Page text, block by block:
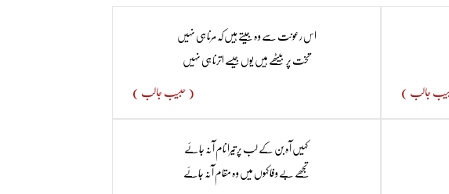
اس رعونت سے وہ جیتے ہیں کہ مرنا ہی نہیں ​
تخت پر بیٹھے ہیں یوں جیسے اترنا ہی نہیں
( حبیب جالب )
کہیں آہ بن کے لب پر تیرا نام آ نہ جائے
تجھے بے وفا کہوں میں وہ مقام آ نہ جائے